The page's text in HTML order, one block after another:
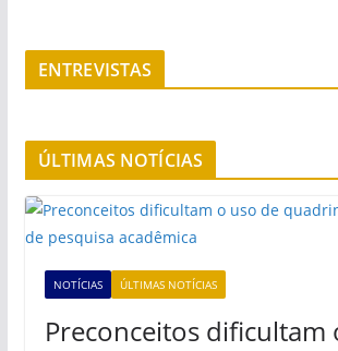
ENTREVISTAS
ÚLTIMAS NOTÍCIAS
NOTÍCIAS ÚLTIMAS NOTÍCIAS
Preconceitos dificultam